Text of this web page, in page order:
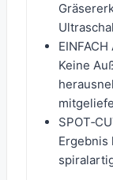
Keine
Ergebnis